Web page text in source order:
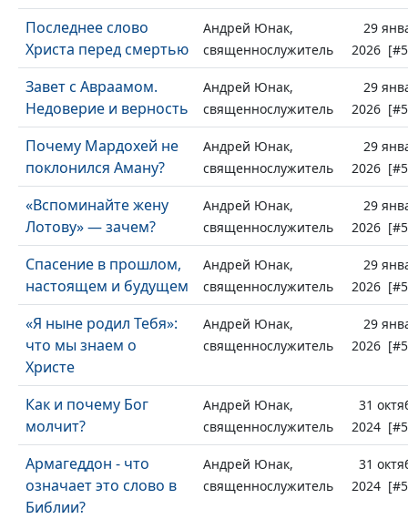
Последнее слово
Христа перед смертью
Андрей Юнак,
священнослужитель
29
2026
Завет с Авраамом.
Недоверие и верность
Андрей Юнак,
священнослужитель
29
2026
Почему Мардохей не
поклонился Аману?
Андрей Юнак,
священнослужитель
29
2026
«Вспоминайте жену
Лотову» — зачем?
Андрей Юнак,
священнослужитель
29
2026
Спасение в прошлом,
настоящем и будущем
Андрей Юнак,
священнослужитель
29
2026
«Я ныне родил Тебя»:
что мы знаем о
Христе
Андрей Юнак,
священнослужитель
29
2026
Как и почему Бог
молчит?
Андрей Юнак,
священнослужитель
31
2024
Армагеддон - что
означает это слово в
Библии?
Андрей Юнак,
священнослужитель
31
2024